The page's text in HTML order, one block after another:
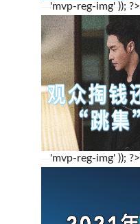
'mvp-reg-img' )); ?>
'mvp-reg-img' )); ?>